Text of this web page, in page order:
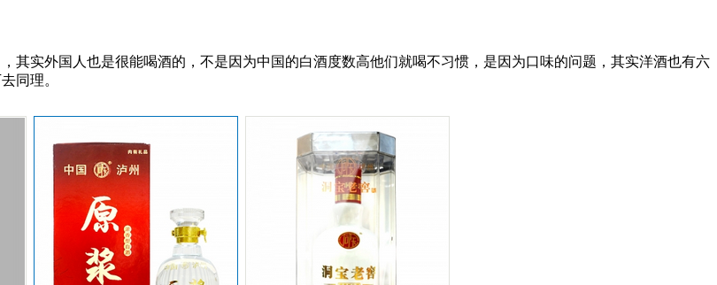
其实外国人也是很能喝酒的，不是因为中国的白酒度数高他们就喝不习惯，是因为口味的问题，其实洋酒也有六
同理。